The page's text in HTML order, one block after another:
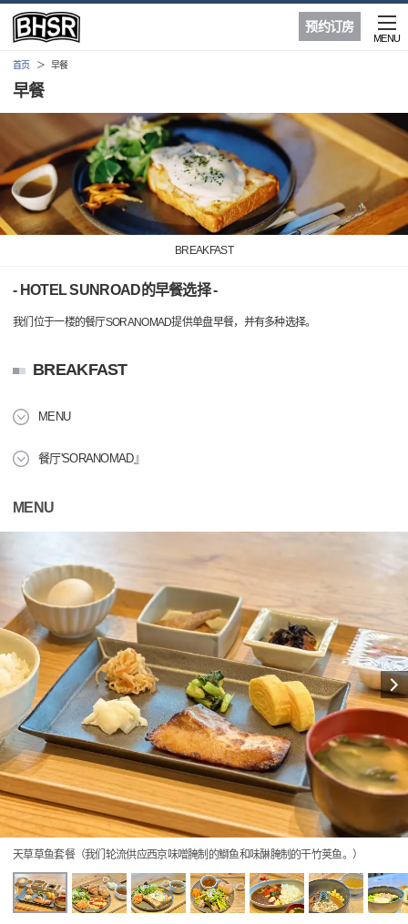
预约订房
MENU
首页 早餐
早餐
BREAKFAST
- HOTEL SUNROAD的早餐选择 -
我们位于一楼的餐厅SORANOMAD提供单盘早餐，并有多种选择。
BREAKFAST
MENU
餐厅'SORANOMAD』
MENU
天草草鱼套餐（我们轮流供应西京味噌腌制的鰤鱼和味醂腌制的干竹荚鱼。）